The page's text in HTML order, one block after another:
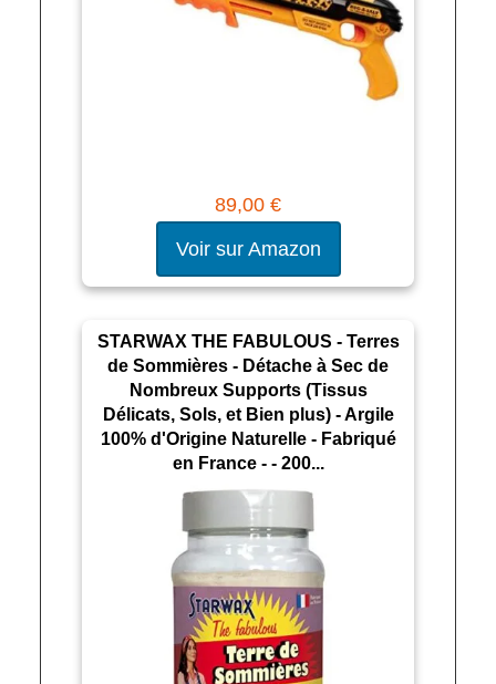
89,00 €
Voir sur Amazon
STARWAX THE FABULOUS - Terres
de Sommières - Détache à Sec de
Nombreux Supports (Tissus
Délicats, Sols, et Bien plus) - Argile
100% d'Origine Naturelle - Fabriqué
en France - - 200...